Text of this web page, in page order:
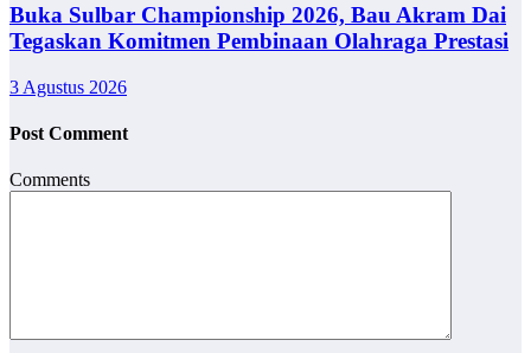
Buka Sulbar Championship 2026, Bau Akram Dai
Tegaskan Komitmen Pembinaan Olahraga Prestasi
3 Agustus 2026
Post Comment
Comments